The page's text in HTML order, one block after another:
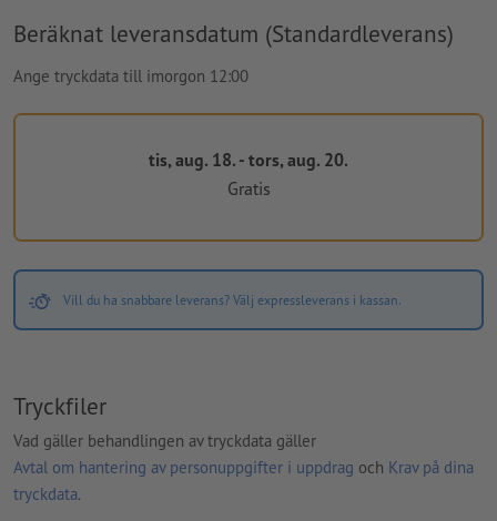
Beräknat leveransdatum (Standardleverans)
Ange tryckdata till imorgon 12:00
tis, aug. 18. - tors, aug. 20.
Gratis
Vill du ha snabbare leverans? Välj expressleverans i kassan.
Tryckfiler
Vad gäller behandlingen av tryckdata gäller
Avtal om hantering av personuppgifter i uppdrag och Krav på dina
tryckdata.